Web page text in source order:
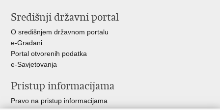
Facebooku
Središnji državni portal
O središnjem državnom portalu
e-Građani
Portal otvorenih podatka
e-Savjetovanja
Pristup informacijama
Pravo na pristup informacijama